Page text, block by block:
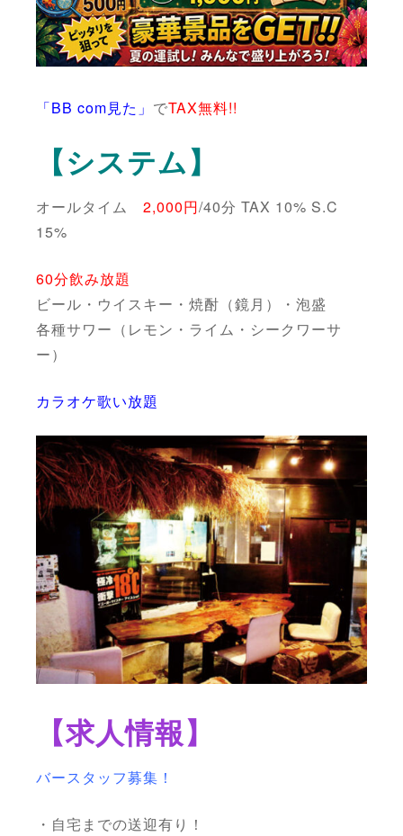
「BB com見た」 でTAX無料!!
【システム】
オールタイム 2,000円/40分 TAX 10% S.C
15%
60分飲み放題
ビール・ウイスキー・焼酎（鏡月）・泡盛
各種サワー（レモン・ライム・シークワーサ
ー）
カラオケ歌い放題
【求人情報】
バースタッフ募集！
・自宅までの送迎有り！